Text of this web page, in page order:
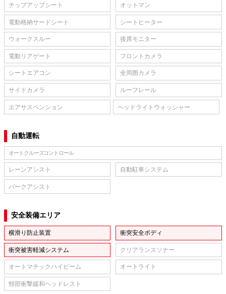
チップアップシート オットマン
電動格納サードシート シートヒーター
ウォークスルー 後席モニター
電動リアゲート フロントカメラ
シートエアコン 全周囲カメラ
サイドカメラ ルーフレール
エアサスペンション ヘッドライトウォッシャー
自動運転
オートクルーズコントロール
レーンアシスト 自動駐車システム
パークアシスト
安全装備エリア
横滑り防止装置 衝突安全ボディ
衝突被害軽減システム クリアランスソナー
オートマチックハイビーム オートライト
頸部衝撃緩和ヘッドレスト